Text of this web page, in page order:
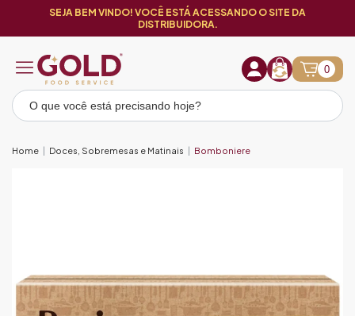
SEJA BEM VINDO! VOCÊ ESTÁ ACESSANDO O SITE DA
DISTRIBUIDORA.
0
Home Doces, Sobremesas e Matinais Bomboniere